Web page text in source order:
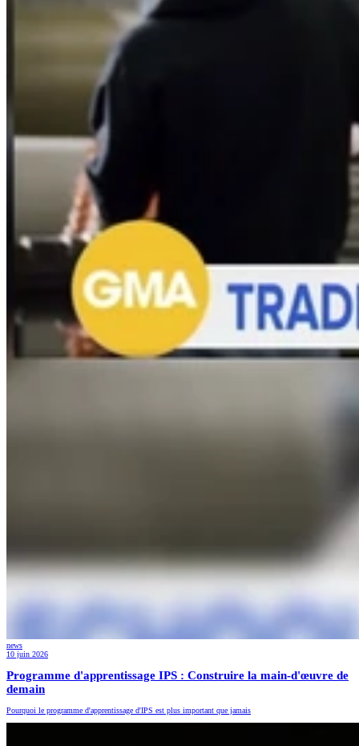
news
10 juin 2026
Programme d'apprentissage IPS : Construire la main-d'œuvre de
demain
Pourquoi le programme d'apprentissage d'IPS est plus important que jamais